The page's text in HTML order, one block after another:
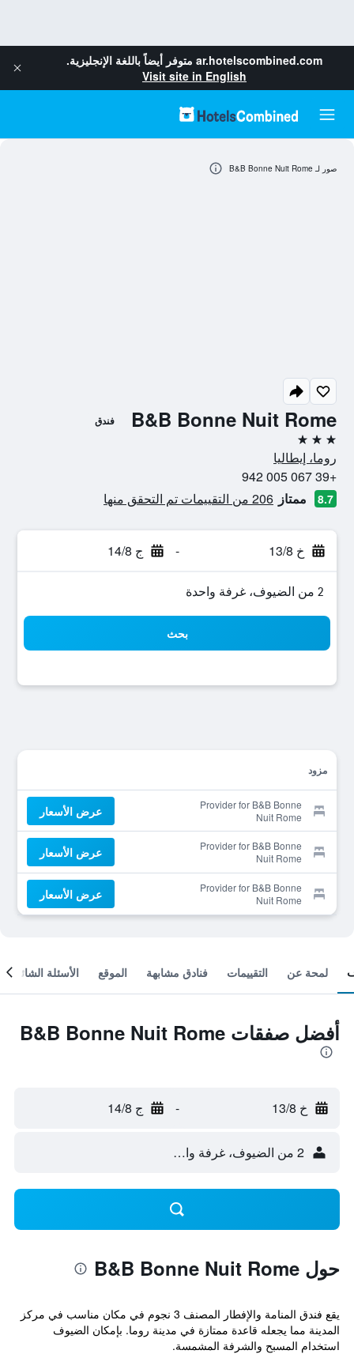
ar.hotelscombined.com متوفر أيضاً باللغة الإنجليزية.
Visit site in English
B&B Bonne Nuit Rome فندق
3 نجوم
روما، إيطاليا
+39 067 005 942
8.7 ممتاز 206 من التقييمات تم التحقق منها
خ 13/8 - ج 14/8
2 من الضيوف، غرفة واحدة
بحث
مزود
Provider for B&B Bonne
Nuit Rome
عرض الأسعار
Provider for B&B Bonne
Nuit Rome
عرض الأسعار
Provider for B&B Bonne
Nuit Rome
عرض الأسعار
صور لـ B&B Bonne Nuit Rome
لمحة عن التقييمات فنادق مشابهة الموقع الأسئلة الشائعة
أفضل صفقات B&B Bonne Nuit Rome
خ 13/8 - ج 14/8
2 من الضيوف، غرفة واحدة
حول B&B Bonne Nuit Rome
يقع فندق المنامة والإفطار المصنف 3 نجوم في مكان مناسب في مركز
المدينة مما يجعله قاعدة ممتازة في مدينة روما. بإمكان الضيوف
استخدام المسبح والشرفة المشمسة.